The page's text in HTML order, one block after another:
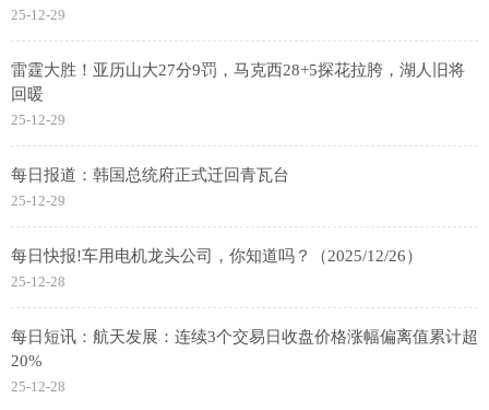
25-12-29
雷霆大胜！亚历山大27分9罚，马克西28+5探花拉胯，湖人旧将
回暖
25-12-29
每日报道：韩国总统府正式迁回青瓦台
25-12-29
每日快报!车用电机龙头公司，你知道吗？（2025/12/26）
25-12-28
每日短讯：航天发展：连续3个交易日收盘价格涨幅偏离值累计超
20%
25-12-28